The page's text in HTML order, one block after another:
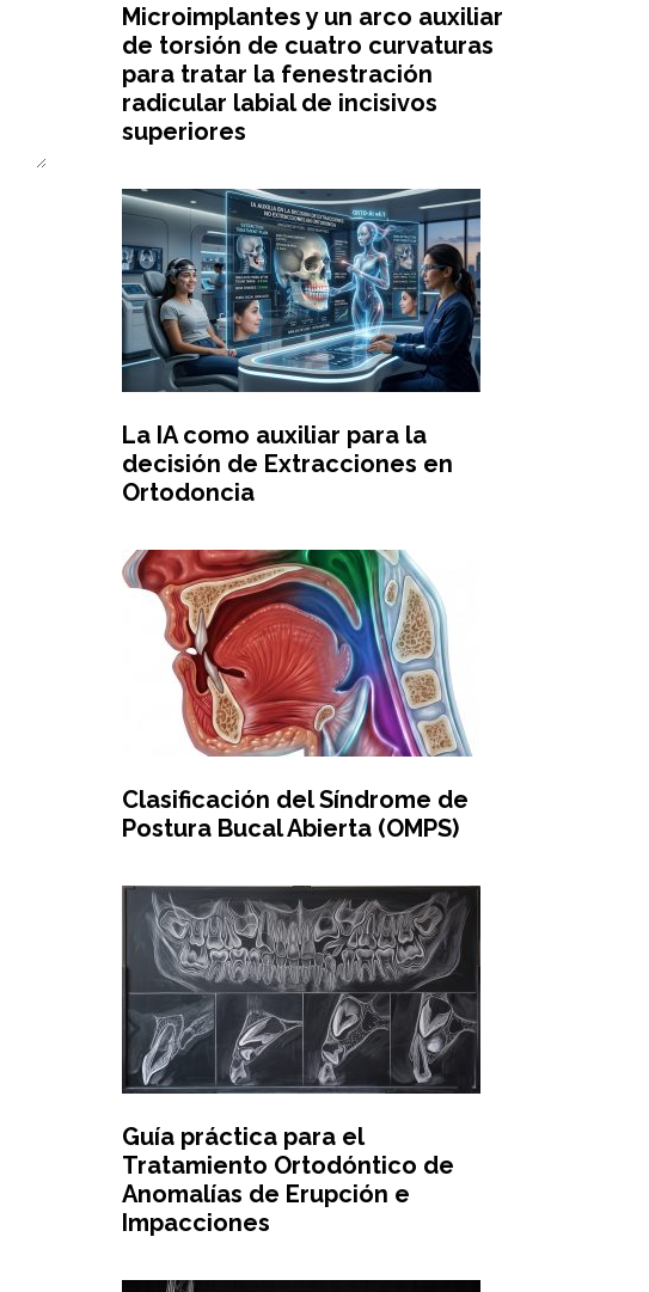
Microimplantes y un arco auxiliar
de torsión de cuatro curvaturas
para tratar la fenestración
radicular labial de incisivos
superiores
La IA como auxiliar para la
decisión de Extracciones en
Ortodoncia
Clasificación del Síndrome de
Postura Bucal Abierta (OMPS)
Guía práctica para el
Tratamiento Ortodóntico de
Anomalías de Erupción e
Impacciones